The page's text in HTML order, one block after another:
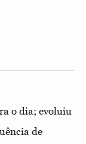
o dia; evoluiu
de